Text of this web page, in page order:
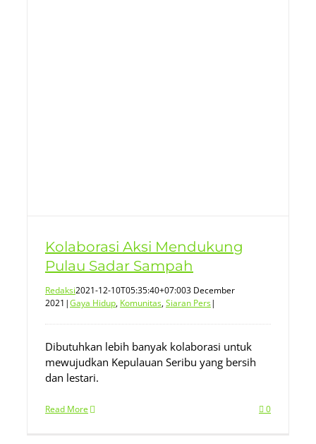
Kolaborasi Aksi Mendukung
Pulau Sadar Sampah
Redaksi2021-12-10T05:35:40+07:003 December
2021 |Gaya Hidup, Komunitas,Siaran Pers|
Dibutuhkan lebih banyak kolaborasi untuk
mewujudkan Kepulauan Seribu yang bersih
dan lestari.
Read More 0